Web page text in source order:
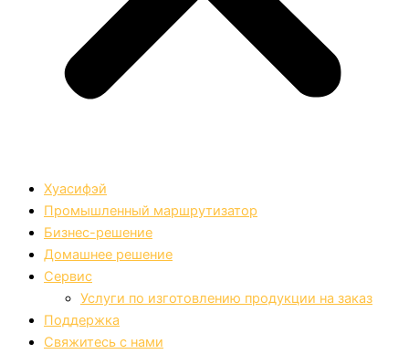
Хуасифэй
Промышленный маршрутизатор
Бизнес-решение
Домашнее решение
Сервис
Услуги по изготовлению продукции на заказ
Поддержка
Свяжитесь с нами